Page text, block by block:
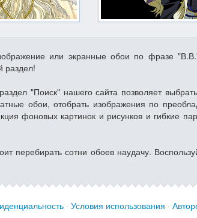
или экранные обои по фразе
раздел!
"Поиск" нашего сайта позволяет
обои, отобрать изображения по
фоновых картинок и рисунков и гибкие
перебирать сотни обоев наудачу.
· Условия использования ·